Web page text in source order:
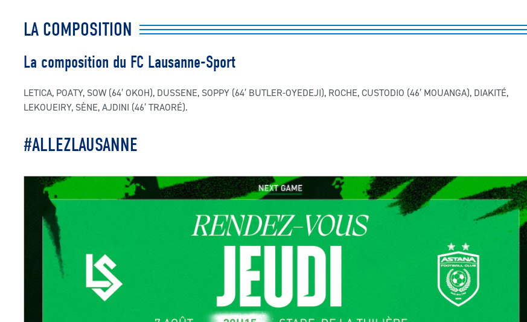
LA COMPOSITION
La composition du FC Lausanne-Sport
LETICA, POATY, SOW (64′ OKOH), DUSSENE, SOPPY (64′ BUTLER-OYEDEJI), ROCHE, CUSTODIO (46′ MOUANGA), DIAKITÉ,
LEKOUEIRY, SÈNE, AJDINI (46′ TRAORÉ).
#ALLEZLAUSANNE